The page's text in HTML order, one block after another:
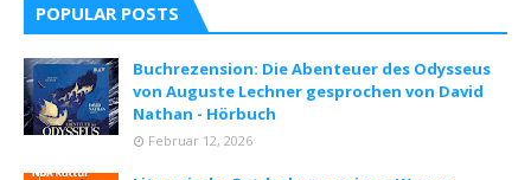
POPULAR POSTS
Buchrezension: Die Abenteuer des Odysseus
von Auguste Lechner gesprochen von David
Nathan - Hörbuch
Februar 12, 2026